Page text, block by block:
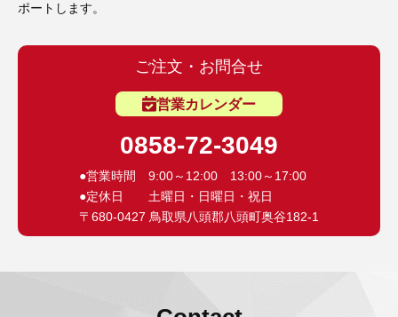
ポートします。
ご注文・お問合せ
営業カレンダー
0858-72-3049
●営業時間 9:00～12:00 13:00～17:00
●定休日 土曜日・日曜日・祝日
〒680-0427 鳥取県八頭郡八頭町奥谷182-1